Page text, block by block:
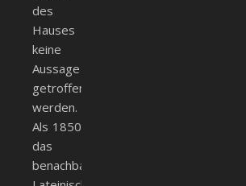
des
Hauses
keine
Aussage
getroffen
werden.
Als 1850
das
benachbarte